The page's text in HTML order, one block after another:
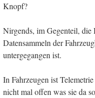
Knopf?
Nirgends, im Gegenteil, die
Datensammeln der
untergegangen ist.
In Fahrzeugen ist
nicht mal offen was sie da